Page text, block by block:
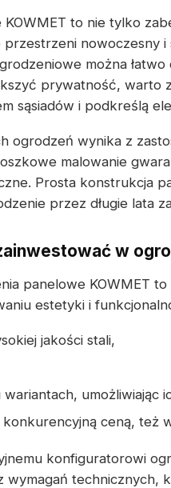
to nie tylko
nowoczesny
można
prywatność, warto
sąsiadów i podkreślą
ogrodzeń wynika z
malowanie
Prosta konstrukcja
przez długie lata
w
panelowe KOWMET to
estetyki i
jakości stali,
umożliwiając
ceną, też
konfiguratorowi
wymagań technicznych,